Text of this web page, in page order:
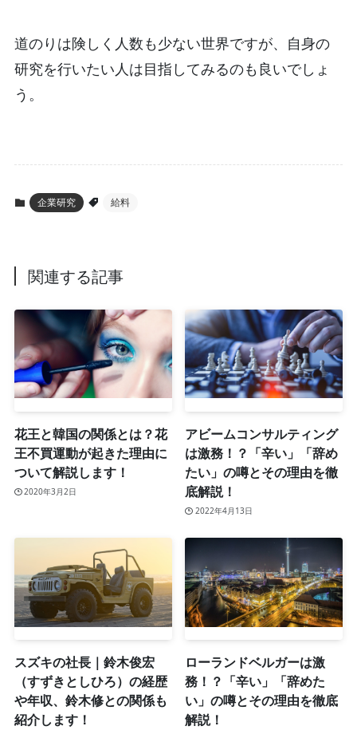
道のりは険しく人数も少ない世界ですが、自身の
研究を行いたい人は目指してみるのも良いでしょ
う。
企業研究 給料
関連する記事
花王と韓国の関係とは？花
王不買運動が起きた理由に
ついて解説します！
2020年3月2日
アビームコンサルティング
は激務！？「辛い」「辞め
たい」の噂とその理由を徹
底解説！
2022年4月13日
スズキの社長｜鈴木俊宏
（すずきとしひろ）の経歴
や年収、鈴木修との関係も
紹介します！
ローランドベルガーは激
務！？「辛い」「辞めた
い」の噂とその理由を徹底
解説！